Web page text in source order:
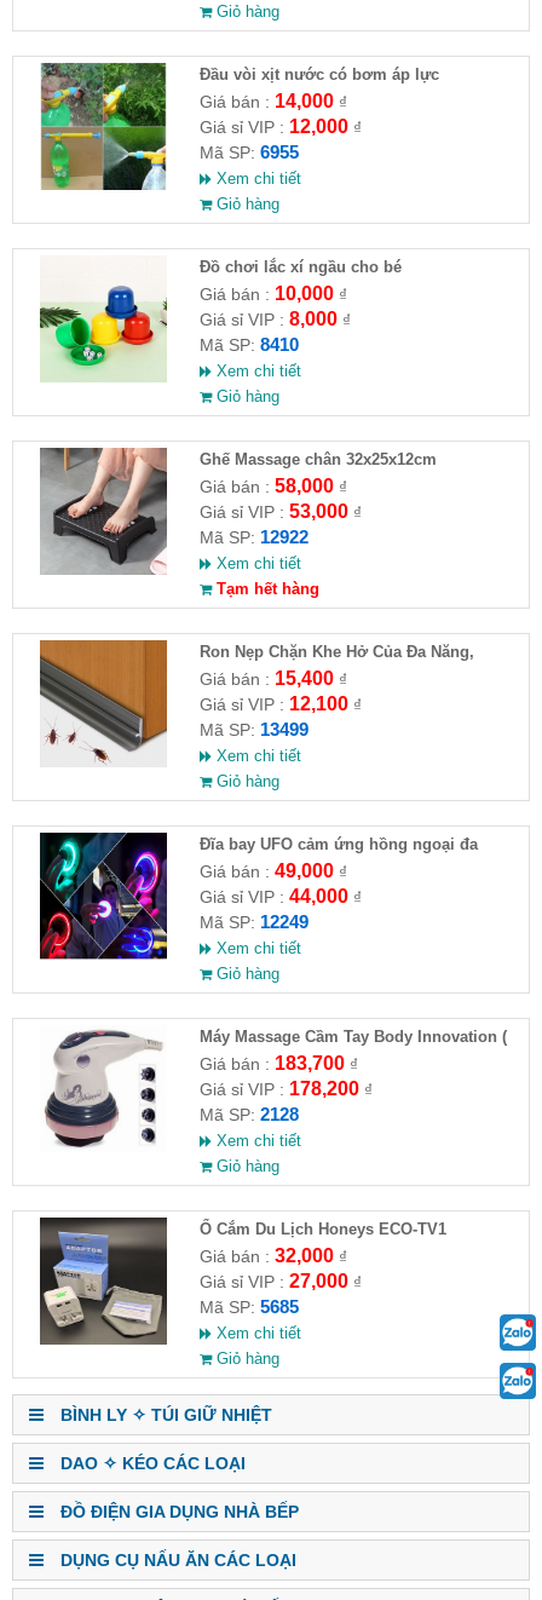
Giỏ hàng
Đầu vòi xịt nước có bơm áp lực
Giá bán : 14,000₫
Giá sỉ VIP : 12,000₫
Mã SP: 6955
Xem chi tiết
Giỏ hàng
Đồ chơi lắc xí ngầu cho bé
Giá bán : 10,000₫
Giá sỉ VIP : 8,000₫
Mã SP: 8410
Xem chi tiết
Giỏ hàng
Ghế Massage chân 32x25x12cm
Giá bán : 58,000₫
Giá sỉ VIP : 53,000₫
Mã SP: 12922
Xem chi tiết
Tạm hết hàng
Ron Nẹp Chặn Khe Hở Của Đa Năng,
Chống Côn Trùng( HĐ )
Giá bán : 15,400₫
Giá sỉ VIP : 12,100₫
Mã SP: 13499
Xem chi tiết
Giỏ hàng
Đĩa bay UFO cảm ứng hồng ngoại đa
chiều tự động bay về
Giá bán : 49,000₫
Giá sỉ VIP : 44,000₫
Mã SP: 12249
Xem chi tiết
Giỏ hàng
Máy Massage Cầm Tay Body Innovation (
HĐ )
Giá bán : 183,700₫
Giá sỉ VIP : 178,200₫
Mã SP: 2128
Xem chi tiết
Giỏ hàng
Ổ Cắm Du Lịch Honeys ECO-TV1
Giá bán : 32,000₫
Giá sỉ VIP : 27,000₫
Mã SP: 5685
Xem chi tiết
Giỏ hàng
BÌNH LY ✧ TÚI GIỮ NHIỆT
DAO ✧ KÉO CÁC LOẠI
ĐỒ ĐIỆN GIA DỤNG NHÀ BẾP
DỤNG CỤ NẤU ĂN CÁC LOẠI